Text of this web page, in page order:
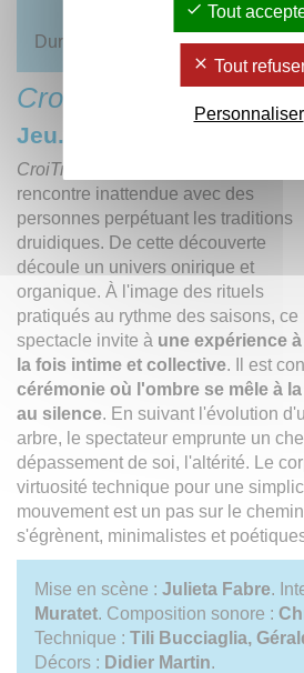
Durée :
CroiTre - Compagnie
Jeu. 17 à 18h
CroiTre
rencontre inattendue avec des
personnes perpétuant les traditions
druidiques. De cette découverte
découle un univers onirique et
organique. À l'image des rituels
pratiqués au rythme des saisons, ce
spectacle invite à une expérience à
la fois intime et collective. Il est
cérémonie où l'ombre se mêle à
au silence. En suivant l'évolution
arbre, le spectateur emprunte un
dépassement de soi, l'altérité. Le
virtuosité technique pour une
mouvement est un pas sur le
s'égrènent, minimalistes et
Mise en scène : Julieta Fabre.
Muratet. Composition sonore :
Technique : Tili Bucciaglia,
Décors : Didier Martin.
Tout
Tout
Personnaliser